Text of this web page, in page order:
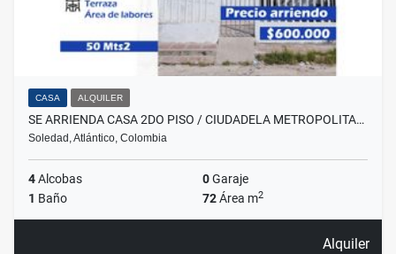
CASA ALQUILER
SE ARRIENDA CASA 2DO PISO / CIUDADELA METROPOLITA…
Soledad, Atlántico, Colombia
4Alcobas 0Garaje
1 Baño 72Área m2
Alquiler